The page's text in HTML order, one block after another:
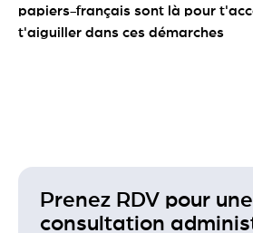
papiers-français sont là pour
t'aiguiller dans ces démarches
Prenez RDV pour une
consultation